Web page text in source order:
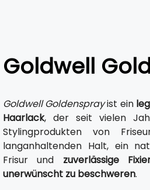
Goldwell
Goldwell Goldensprayist ein
Haarlack, der seit vielen
Stylingprodukten von
langanhaltenden Halt, ein
Frisur und zuverlässige
unerwünscht zu beschweren.